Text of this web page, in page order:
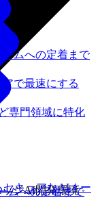
ムへの定着まで
で最速にする
専門領域に特化
キュアなAIオー
ムへの定着まで
ジAI開発環境